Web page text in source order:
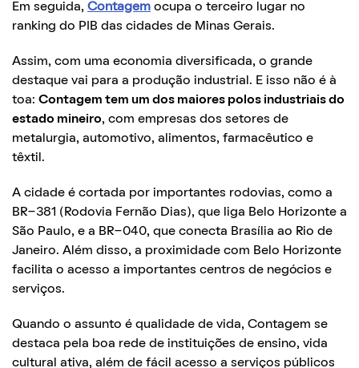
Em seguida, Contagem ocupa o terceiro lugar no
ranking do PIB das cidades de Minas Gerais.
Assim, com uma economia diversificada, o grande
destaque vai para a produção industrial. E isso não é à
toa: Contagem tem um dos maiores polos industriais do
estado mineiro, com empresas dos setores de
metalurgia, automotivo, alimentos, farmacêutico e
têxtil.
A cidade é cortada por importantes rodovias, como a
BR-381 (Rodovia Fernão Dias), que liga Belo Horizonte a
São Paulo, e a BR-040, que conecta Brasília ao Rio de
Janeiro. Além disso, a proximidade com Belo Horizonte
facilita o acesso a importantes centros de negócios e
serviços.
Quando o assunto é qualidade de vida, Contagem se
destaca pela boa rede de instituições de ensino, vida
cultural ativa, além de fácil acesso a serviços públicos